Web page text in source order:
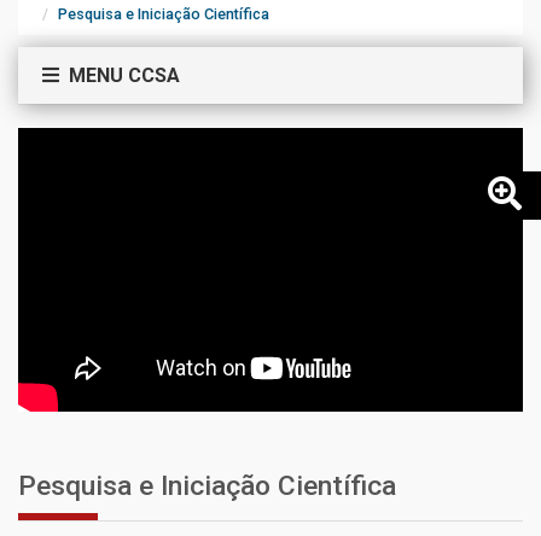
Pesquisa e Iniciação Científica
MENU CCSA
Pesquisa e Iniciação Científica